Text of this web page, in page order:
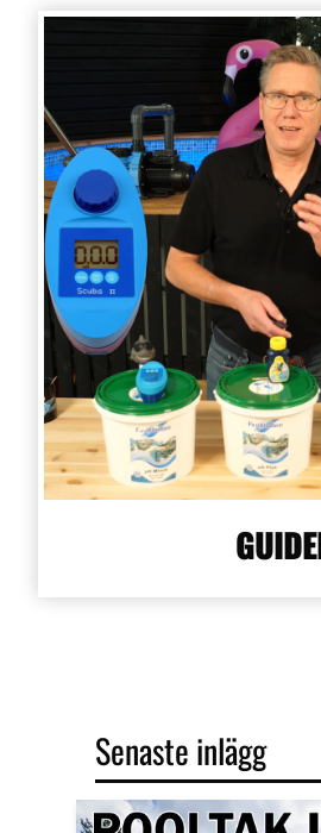
Senaste inlägg